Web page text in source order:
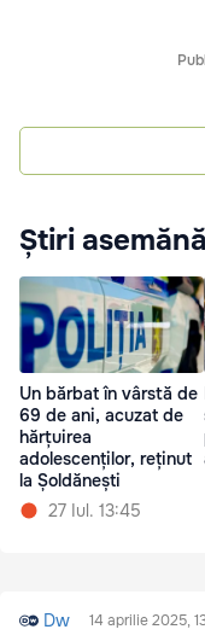
Știri
Un bărbat în vârstă de
69 de ani, acuzat de
hărțuirea
adolescenților, reținut
la Șoldănești
27 Iul. 13:45
Dw 14 aprilie 2025,